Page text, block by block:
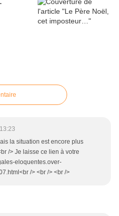
la situation est encore plus
/> Je laisse ce lien à votre
eloquentes.over-
/> <br /> <br />